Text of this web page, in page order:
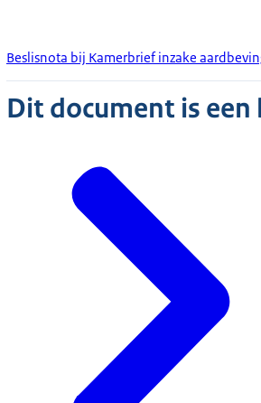
Beslisnota bij Kamerbrief inzake
Dit document is een